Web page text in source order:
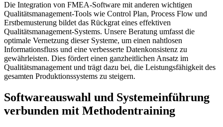
Die Integration von FMEA-Software mit anderen wichtigen
Qualitätsmanagement-Tools wie Control Plan, Process Flow und
Erstbemusterung bildet das Rückgrat eines effektiven
Qualitätsmanagement-Systems. Unsere Beratung umfasst die
optimale Vernetzung dieser Systeme, um einen nahtlosen
Informationsfluss und eine verbesserte Datenkonsistenz zu
gewährleisten. Dies fördert einen ganzheitlichen Ansatz im
Qualitätsmanagement und trägt dazu bei, die Leistungsfähigkeit des
gesamten Produktionssystems zu steigern.
Softwareauswahl und Systemeinführung
verbunden mit Methodentraining